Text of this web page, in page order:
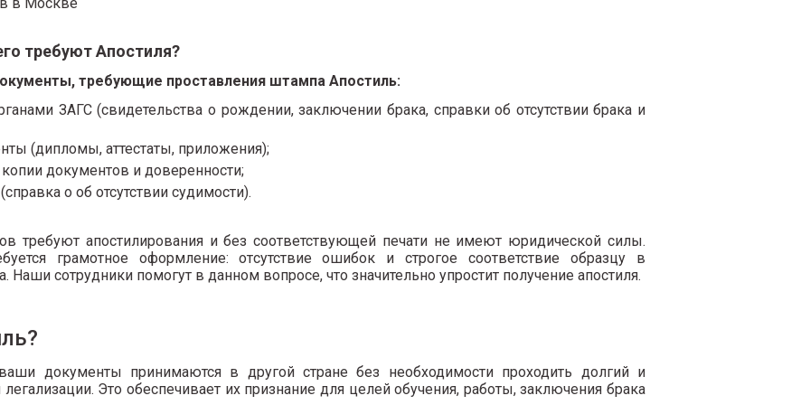
требуют Апостиля?
требующие проставления штампа Апостиль:
ЗАГС (свидетельства о рождении, заключении брака, справки об отсутствии брака и
(дипломы, аттестаты, приложения);
документов и доверенности;
о об отсутствии судимости).
требуют апостилирования и без соответствующей печати не имеют юридической силы.
грамотное оформление: отсутствие ошибок и строгое соответствие образцу в
Наши сотрудники помогут в данном вопросе, что значительно упростит получение апостиля.
документы принимаются в другой стране без необходимости проходить долгий и
Это обеспечивает их признание для целей обучения, работы, заключения брака